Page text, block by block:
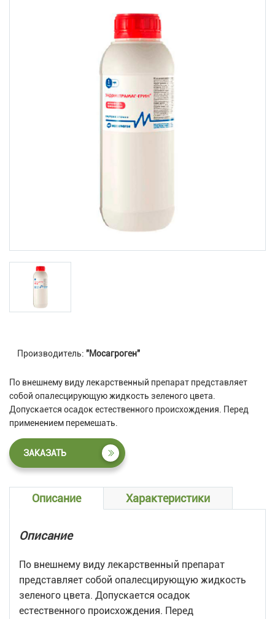
Производитель: "Мосагроген"
По внешнему виду лекарственный препарат представляет
собой опалесцирующую жидкость зеленого цвета.
Допускается осадок естественного происхождения. Перед
применением перемешать.
ЗАКАЗАТЬ
Описание Характеристики
Описание
По внешнему виду лекарственный препарат
представляет собой опалесцирующую жидкость
зеленого цвета. Допускается осадок
естественного происхождения. Перед